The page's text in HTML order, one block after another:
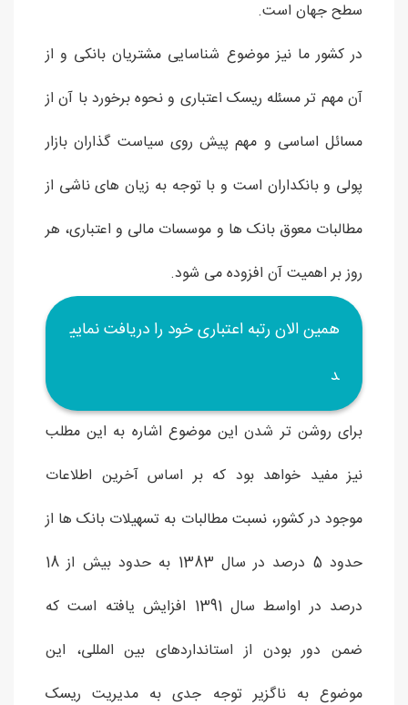
سطح جهان است.
در کشور ما نیز موضوع شناسایی مشتریان بانکی و از
آن مهم تر مسئله ریسک اعتباری و نحوه برخورد با آن از
مسائل اساسی و مهم پیش روی سیاست گذاران بازار
پولی و بانکداران است و با توجه به زیان های ناشی از
مطالبات معوق بانک ها و موسسات مالی و اعتباری، هر
روز بر اهمیت آن افزوده می شود.
همین الان رتبه اعتباری خود را دریافت نمایی
د
برای روشن تر شدن این موضوع اشاره به این مطلب
نیز مفید خواهد بود که بر اساس آخرین اطلاعات
موجود در کشور، نسبت مطالبات به تسهیلات بانک ها از
حدود 5 درصد در سال 1383 به حدود بیش از 18
درصد در اواسط سال 1391 افزایش یافته است که
ضمن دور بودن از استانداردهای بین المللی، این
موضوع به ناگزیر توجه جدی به مدیریت ریسک